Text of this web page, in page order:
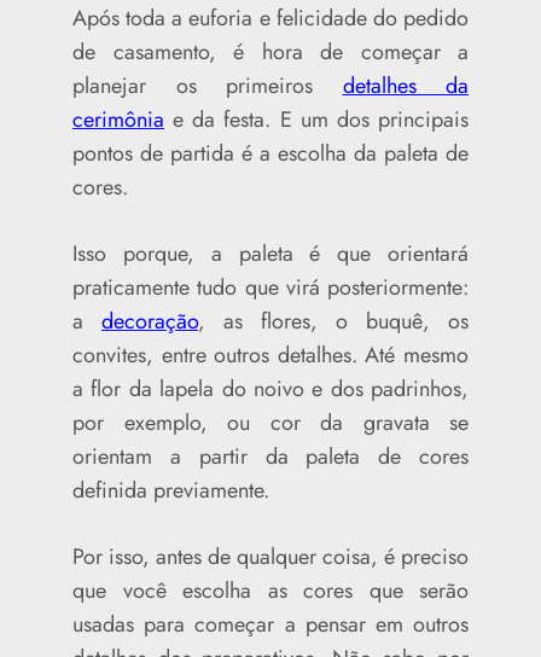
Após toda a euforia e felicidade do pedido
de casamento, é hora de começar a
planejar os primeiros
detalhes da
cerimônia e da festa. E um dos principais
pontos de partida é a escolha da paleta de
cores.
Isso porque, a paleta é que orientará
praticamente tudo que virá posteriormente:
a
decoração, as flores, o buquê, os
convites, entre outros detalhes. Até mesmo
a flor da lapela do noivo e dos padrinhos,
por exemplo, ou cor da gravata se
orientam a partir da paleta de cores
definida previamente.
Por isso, antes de qualquer coisa, é preciso
que você escolha as cores que serão
usadas para começar a pensar em outros